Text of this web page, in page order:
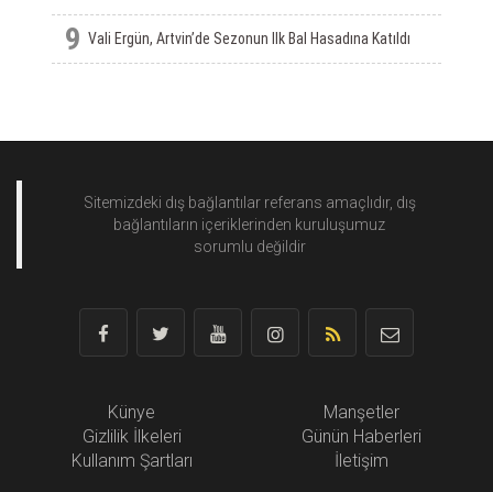
9 Vali Ergün, Artvin’de Sezonun Ilk Bal Hasadına Katıldı
Sitemizdeki dış bağlantılar referans amaçlıdır, dış
bağlantıların içeriklerinden kuruluşumuz
sorumlu değildir
Künye
Gizlilik İlkeleri
Kullanım Şartları
Manşetler
Günün Haberleri
İletişim